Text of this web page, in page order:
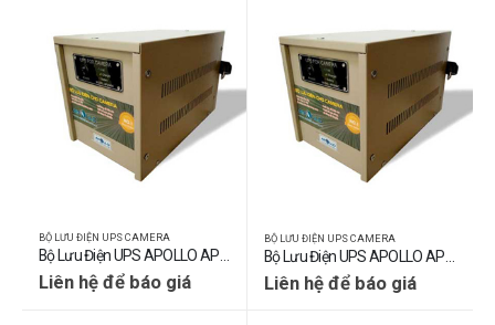
BỘ LƯU ĐIỆN UPS CAMERA
Liên hệ để báo giá
BỘ LƯU ĐIỆN UPS CAMERA
Liên hệ để báo giá